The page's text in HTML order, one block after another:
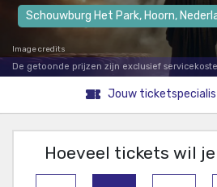
Schouwburg Het Park, Hoorn,
Image credits
De getoonde prijzen zijn exclusief
Jouw
Hoeveel tickets wil